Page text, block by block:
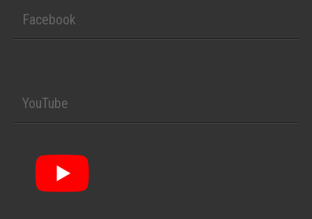
Facebook
YouTube